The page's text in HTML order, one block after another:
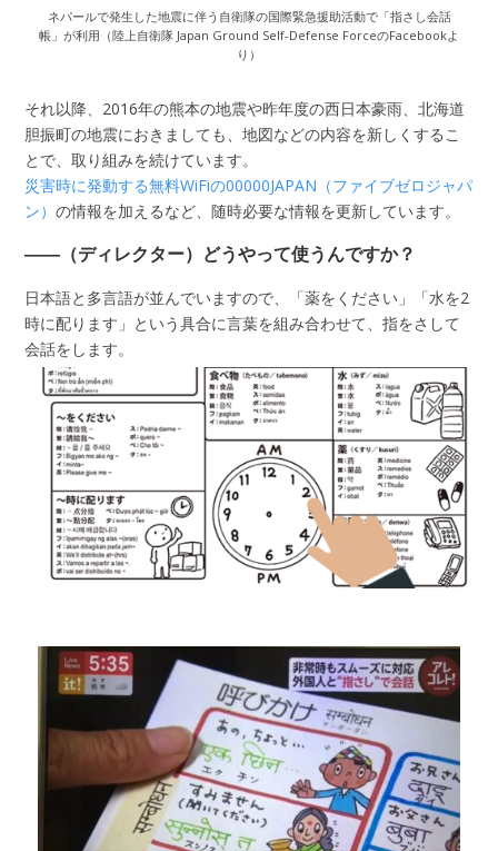
ネパールで発生した地震に伴う自衛隊の国際緊急援助活動で「指さし会話
帳」が利用（陸上自衛隊 Japan Ground Self-Defense ForceのFacebookよ
り）
それ以降、2016年の熊本の地震や昨年度の西日本豪雨、北海道
胆振町の地震におきましても、地図などの内容を新しくするこ
とで、取り組みを続けています。
災害時に発動する無料WiFiの00000JAPAN（ファイブゼロジャパ
ン） の情報を加えるなど、随時必要な情報を更新しています。
――（ディレクター）どうやって使うんですか？
日本語と多言語が並んでいますので、「薬をください」「水を2
時に配ります」という具合に言葉を組み合わせて、指をさして
会話をします。